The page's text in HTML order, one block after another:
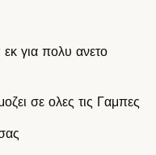
για πολυ ανετο
σε ολες τις Γαμπες